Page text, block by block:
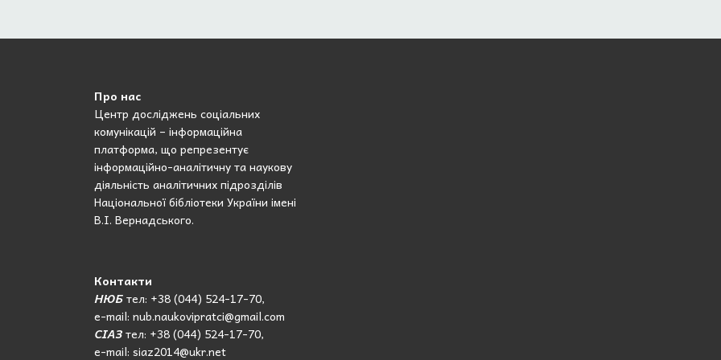
Про нас
Центр досліджень соціальних
комунікацій – інформаційна
платформа, що репрезентує
інформаційно-аналітичну та наукову
діяльність аналітичних підрозділів
Національної бібліотеки України імені
В.І. Вернадського.
Контакти
НЮБтел: +38 (044) 524-17-70,
e-mail: nub.naukovipratci@gmail.com
СІАЗтел: +38 (044) 524-17-70,
e-mail: siaz2014@ukr.net